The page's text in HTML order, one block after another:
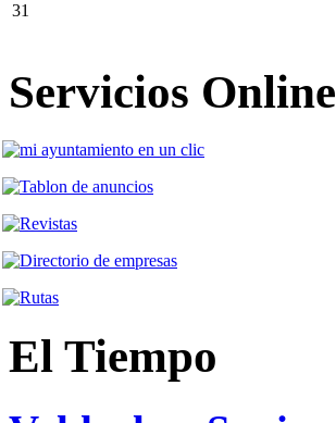
31
Servicios Online
El Tiempo